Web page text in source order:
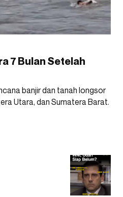
7 Bulan Setelah
banjir dan tanah longsor
Utara, dan Sumatera Barat.